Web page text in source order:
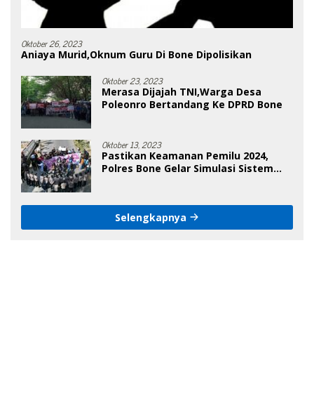
Oktober 26, 2023
Aniaya Murid,Oknum Guru Di Bone Dipolisikan
Oktober 23, 2023
Merasa Dijajah TNI,Warga Desa
Poleonro Bertandang Ke DPRD Bone
Oktober 13, 2023
Pastikan Keamanan Pemilu 2024,
Polres Bone Gelar Simulasi Sistem
Selengkapnya